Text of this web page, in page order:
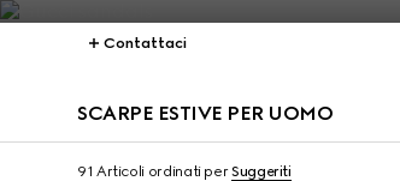
Contattaci
SCARPE ESTIVE PER UOMO
91 Articoli ordinati perSuggeriti